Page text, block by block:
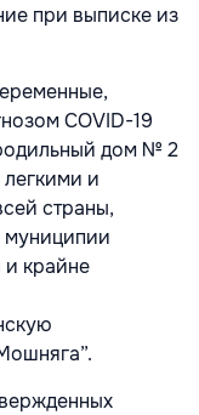
при выписке из
COVID-19
дом № 2
и
страны,
муниципии
крайне